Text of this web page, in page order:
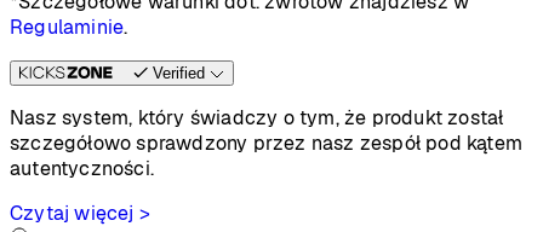
Regulaminie.
Verified
Nasz system, który świadczy o tym, że produkt został
szczegółowo sprawdzony przez nasz zespół pod kątem
autentyczności.
Czytaj więcej >